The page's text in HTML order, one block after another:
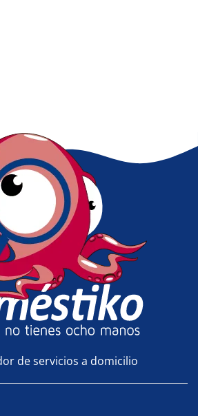
de servicios a domicilio